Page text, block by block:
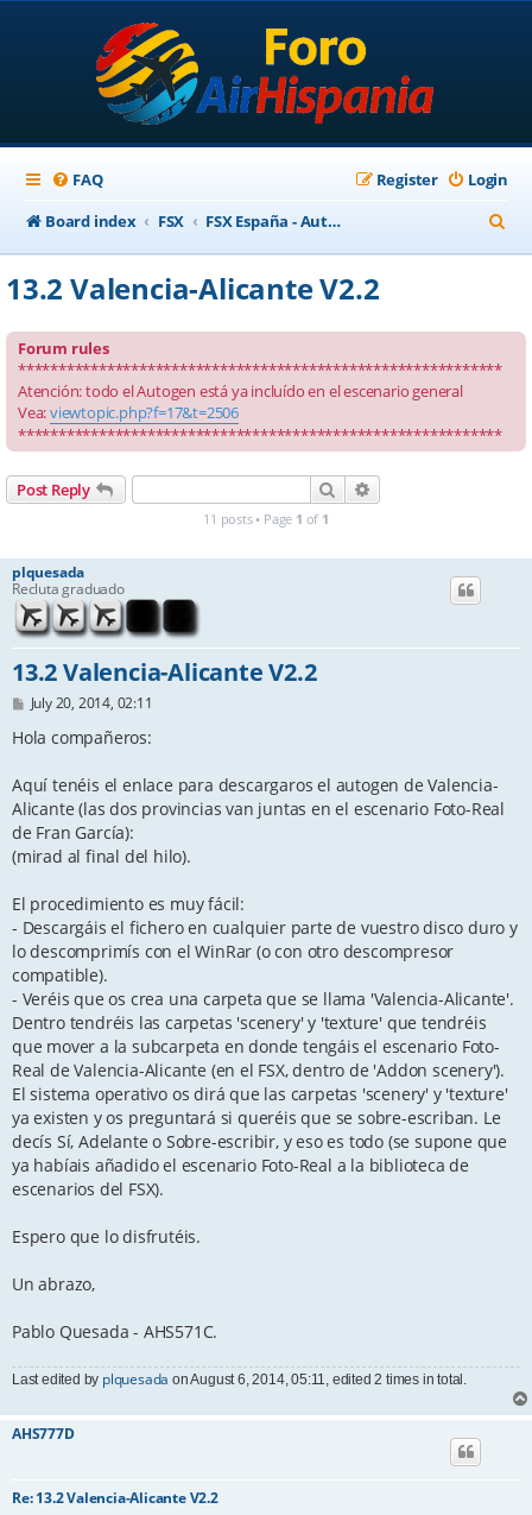
FAQ Login
Register
Board index
FSX FSX España - Autogen para escenarios ortofotográficos
e
13.2 Valencia-Alicante V2.2
Forum rules
************************************************************
Atención: todo el Autogen está ya incluído en el escenario general
Vea:viewtopic.php?f=17&t=2506
************************************************************
Post Reply Search
11 posts • Page 1 of 1
plquesada
Recluta graduado
13.2 Valencia-Alicante V2.2
P
s
July 20, 2014, 02:11
Hola compañeros:
Aquí tenéis el enlace para descargaros el autogen de Valencia-
Alicante (las dos provincias van juntas en el escenario Foto-Real
de Fran García):
(mirad al final del hilo).
El procedimiento es muy fácil:
- Descargáis el fichero en cualquier parte de vuestro disco duro y
lo descomprimís con el WinRar (o con otro descompresor
compatible).
- Veréis que os crea una carpeta que se llama 'Valencia-Alicante'.
Dentro tendréis las carpetas 'scenery' y 'texture' que tendréis
que mover a la subcarpeta en donde tengáis el escenario Foto-
Real de Valencia-Alicante (en el FSX, dentro de 'Addon scenery').
El sistema operativo os dirá que las carpetas 'scenery' y 'texture'
ya existen y os preguntará si queréis que se sobre-escriban. Le
decís Sí, Adelante o Sobre-escribir, y eso es todo (se supone que
ya habíais añadido el escenario Foto-Real a la biblioteca de
escenarios del FSX).
Espero que lo disfrutéis.
Un abrazo,
Pablo Quesada - AHS571C.
Last edited by plquesada on August 6, 2014, 05:11, edited 2 times in total.
AHS777D
Re: 13.2 Valencia-Alicante V2.2